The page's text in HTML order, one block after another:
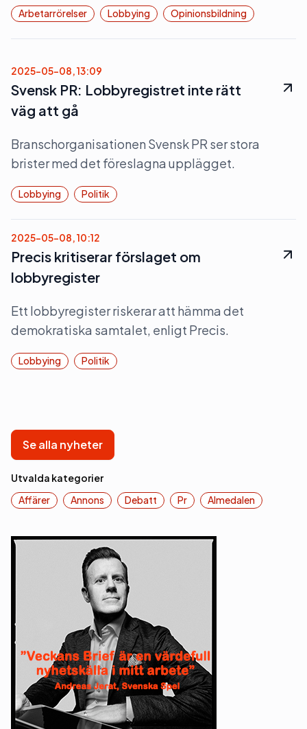
Arbetarrörelser Lobbying Opinionsbildning
2025-05-08, 13:09
Svensk PR: Lobbyregistret inte rätt
väg att gå
Branschorganisationen Svensk PR ser stora
brister med det föreslagna upplägget.
Lobbying Politik
2025-05-08, 10:12
Precis kritiserar förslaget om
lobbyregister
Ett lobbyregister riskerar att hämma det
demokratiska samtalet, enligt Precis.
Lobbying Politik
Se alla nyheter
Utvalda kategorier
Affärer
Annons Debatt Pr Almedalen